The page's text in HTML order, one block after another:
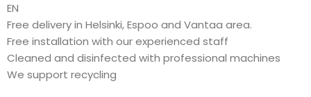
EN
Free delivery in Helsinki, Espoo and Vantaa area.
Free installation with our experienced staff
Cleaned and disinfected with professional machines
We support recycling